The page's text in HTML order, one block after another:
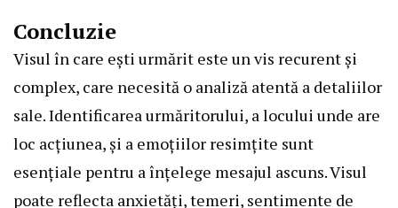
Concluzie
Visul în care ești urmărit este un vis recurent și
complex, care necesită o analiză atentă a detaliilor
sale. Identificarea urmăritorului, a locului unde are
loc acțiunea, și a emoțiilor resimțite sunt
esențiale pentru a înțelege mesajul ascuns. Visul
poate reflecta anxietăți, temeri, sentimente de